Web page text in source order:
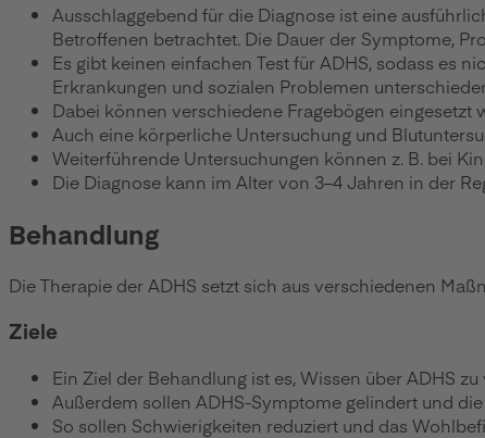
Ausschlaggebend für die Diagnose ist eine
Betroffenen betrachtet. Die Dauer der Symptome,
Es gibt keinen einfachen Test für ADHS, sodass es
Erkrankungen und sozialen Problemen
Dabei können verschiedene Fragebögen eingesetzt
Auch eine körperliche Untersuchung und
Weiterführende Untersuchungen können z. B. bei
Die Diagnose kann im Alter von 3–4 Jahren in der
Behandlung
Die Therapie der ADHS setzt sich aus verschiedenen
Ziele
Ein Ziel der Behandlung ist es, Wissen über ADHS
Außerdem sollen ADHS-Symptome gelindert und
So sollen Schwierigkeiten reduziert und das